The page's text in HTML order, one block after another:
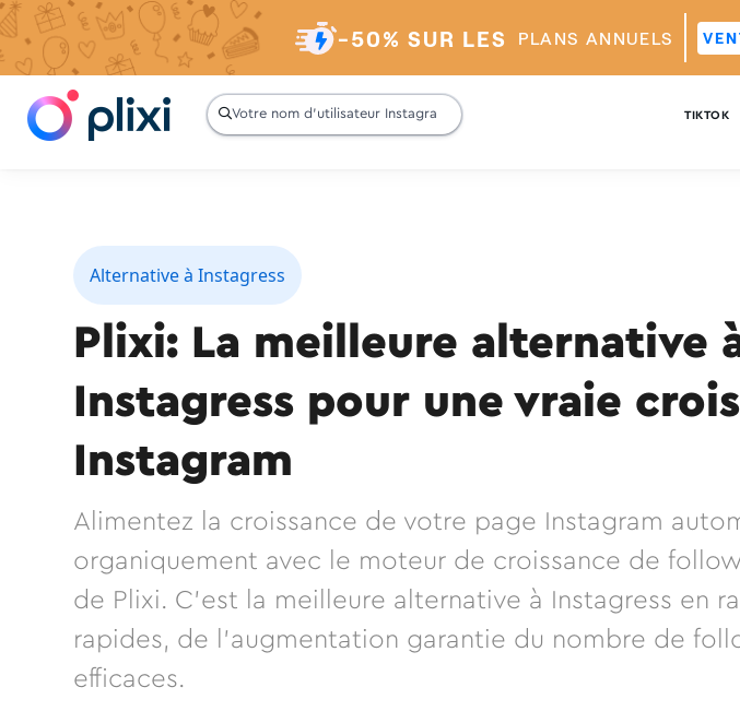
-50% SUR LES PLANS ANNUELS
 TIKTOK
Alternative à Instagress
Plixi: La meilleure alternative
Instagress pour une vraie
Instagram
Alimentez la croissance de votre page Instagram
organiquement avec le moteur de croissance de
de Plixi. C'est la meilleure alternative à Instagress en
rapides, de l'augmentation garantie du nombre de
efficaces.